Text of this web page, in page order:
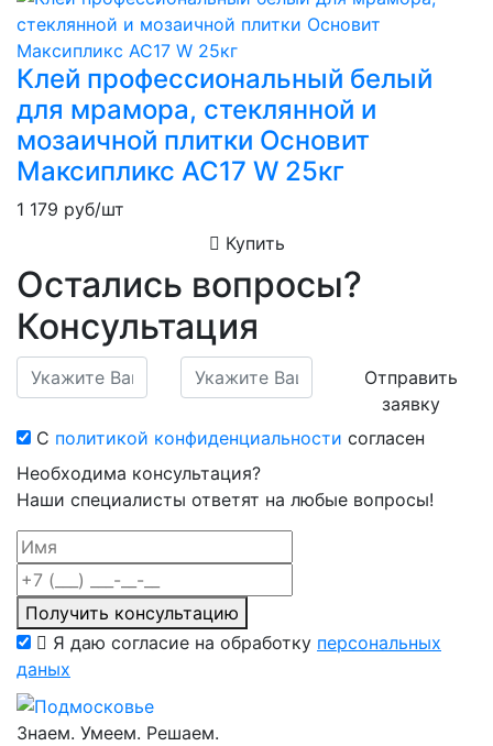
Клей профессиональный белый
для мрамора, стеклянной и
мозаичной плитки Основит
Максипликс AC17 W 25кг
1 179 руб/шт
Купить
Остались вопросы?
Консультация
Отправить
заявку
С политикой конфиденциальности согласен
Необходима консультация?
Наши специалисты ответят на любые вопросы!
Получить консультацию
Я даю согласие на обработку персональных
даных
Знаем. Умеем. Решаем.